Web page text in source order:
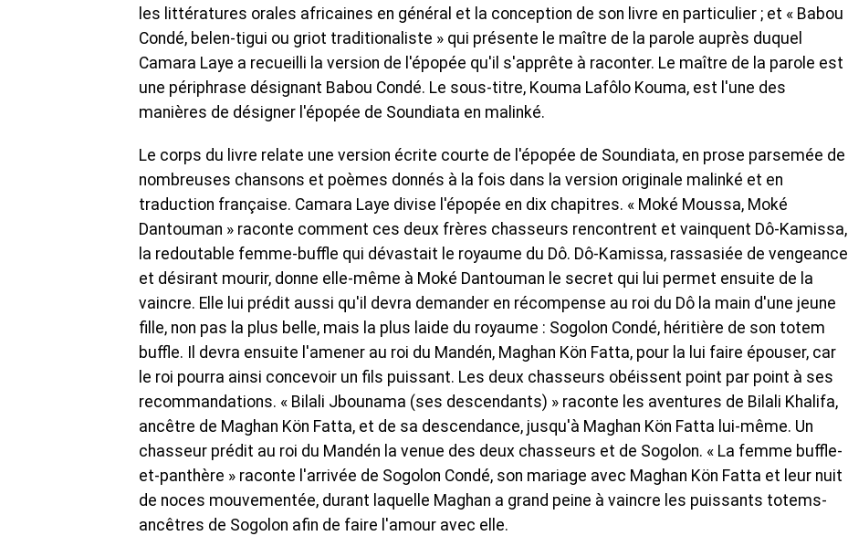
les littératures orales africaines en général et la conception de son livre en particulier ; et « Babou
Condé, belen-tigui ou griot traditionaliste » qui présente le maître de la parole auprès duquel
Camara Laye a recueilli la version de l'épopée qu'il s'apprête à raconter. Le maître de la parole est
une périphrase désignant Babou Condé. Le sous-titre, Kouma Lafôlo Kouma, est l'une des
manières de désigner l'épopée de Soundiata en malinké.
Le corps du livre relate une version écrite courte de l'épopée de Soundiata, en prose parsemée de
nombreuses chansons et poèmes donnés à la fois dans la version originale malinké et en
traduction française. Camara Laye divise l'épopée en dix chapitres. « Moké Moussa, Moké
Dantouman » raconte comment ces deux frères chasseurs rencontrent et vainquent Dô-Kamissa,
la redoutable femme-buffle qui dévastait le royaume du Dô. Dô-Kamissa, rassasiée de vengeance
et désirant mourir, donne elle-même à Moké Dantouman le secret qui lui permet ensuite de la
vaincre. Elle lui prédit aussi qu'il devra demander en récompense au roi du Dô la main d'une jeune
fille, non pas la plus belle, mais la plus laide du royaume : Sogolon Condé, héritière de son totem
buffle. Il devra ensuite l'amener au roi du Mandén, Maghan Kön Fatta, pour la lui faire épouser, car
le roi pourra ainsi concevoir un fils puissant. Les deux chasseurs obéissent point par point à ses
recommandations. « Bilali Jbounama (ses descendants) » raconte les aventures de Bilali Khalifa,
ancêtre de Maghan Kön Fatta, et de sa descendance, jusqu'à Maghan Kön Fatta lui-même. Un
chasseur prédit au roi du Mandén la venue des deux chasseurs et de Sogolon. « La femme buffle-
et-panthère » raconte l'arrivée de Sogolon Condé, son mariage avec Maghan Kön Fatta et leur nuit
de noces mouvementée, durant laquelle Maghan a grand peine à vaincre les puissants totems-
ancêtres de Sogolon afin de faire l'amour avec elle.